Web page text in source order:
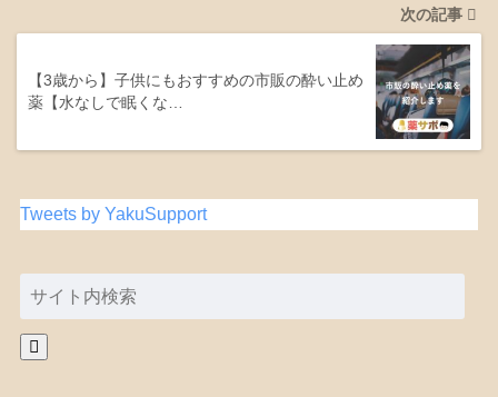
次の記事
【3歳から】子供にもおすすめの市販の酔い止め
薬【水なしで眠くな…
Tweets by YakuSupport